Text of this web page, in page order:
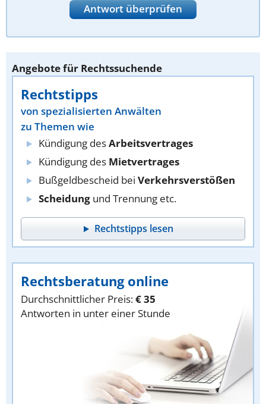
Antwort überprüfen
Angebote für Rechtssuchende
Rechtstipps
von spezialisierten Anwälten
zu Themen wie
Kündigung desArbeitsvertrages
Kündigung des Mietvertrages
Bußgeldbescheid bei Verkehrsverstößen
Scheidung und Trennung etc.
Rechtstipps lesen
Rechtsberatung online
Durchschnittlicher Preis:€ 35
Antworten in unter einer Stunde